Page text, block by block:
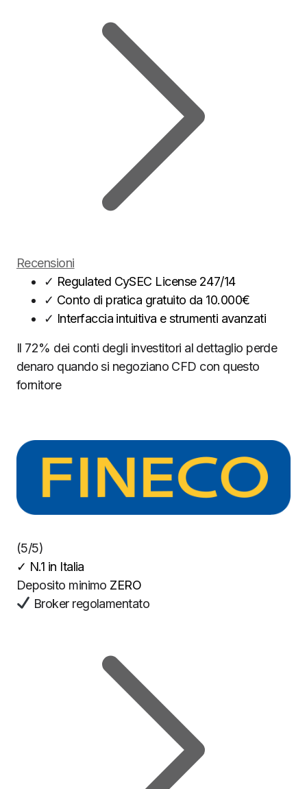
Recensioni
✓ Regulated CySEC License 247/14
✓ Conto di pratica gratuito da 10.000€
✓ Interfaccia intuitiva e strumenti avanzati
Il 72% dei conti degli investitori al dettaglio perde
denaro quando si negoziano CFD con questo
fornitore
(5/5)
✓ N.1 in Italia
Deposito minimo ZERO
Broker regolamentato